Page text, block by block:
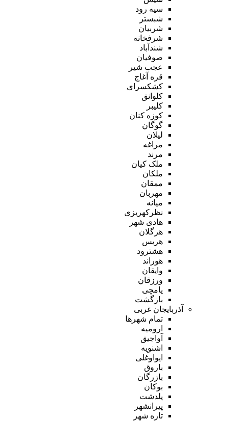
سیه رود
شبستر
شربیان
شرفخانه
شندآباد
صوفیان
عجب شیر
قره آغاج
کشکسرای
کلوانق
کلیبر
کوزه کنان
گوگان
لیلان
مراغه
مرند
ملک کیان
ملکان
ممقان
مهربان
میانه
نظرکهریزی
هادی شهر
هرگلان
هریس
هشترود
هوراند
وایقان
ورزقان
یامچی
بازگشت
آذربایجان غربی
تمام شهر‌ها
ارومیه
آواجیق
اشنویه
ایواوغلی
باروق
بازرگان
بوکان
پلدشت
پیرانشهر
تازه شهر